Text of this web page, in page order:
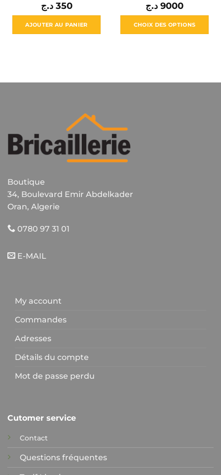
350 د.ج
AJOUTER AU PANIER
9000 د.ج
CHOIX DES OPTIONS
Boutique
34, Boulevard Emir Abdelkader
Oran, Algerie
0780 97 31 01
E-MAIL
My account
Commandes
Adresses
Détails du compte
Mot de passe perdu
Cutomer service
Contact
Questions fréquentes